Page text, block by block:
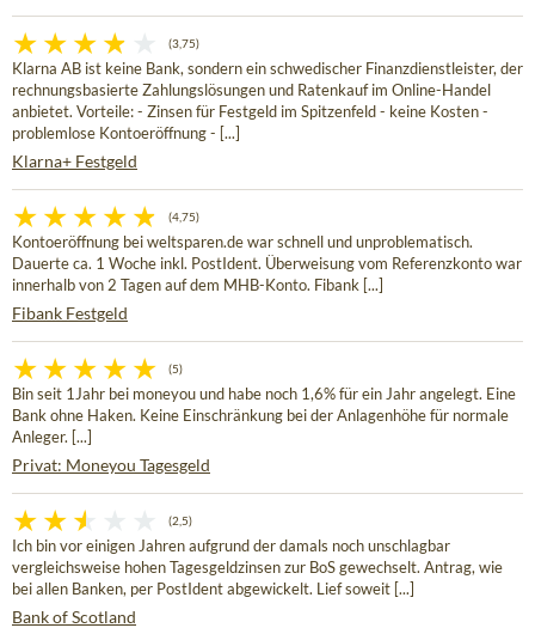
(3,75)
Klarna AB ist keine Bank, sondern ein schwedischer Finanzdienstleister, der
rechnungsbasierte Zahlungslösungen und Ratenkauf im Online-Handel
anbietet. Vorteile: - Zinsen für Festgeld im Spitzenfeld - keine Kosten -
problemlose Kontoeröffnung - [...]
Klarna+ Festgeld
(4,75)
Kontoeröffnung bei weltsparen.de war schnell und unproblematisch.
Dauerte ca. 1 Woche inkl. PostIdent. Überweisung vom Referenzkonto war
innerhalb von 2 Tagen auf dem MHB-Konto. Fibank [...]
Fibank Festgeld
(5)
Bin seit 1Jahr bei moneyou und habe noch 1,6% für ein Jahr angelegt. Eine
Bank ohne Haken. Keine Einschränkung bei der Anlagenhöhe für normale
Anleger. [...]
Privat: Moneyou Tagesgeld
(2,5)
Ich bin vor einigen Jahren aufgrund der damals noch unschlagbar
vergleichsweise hohen Tagesgeldzinsen zur BoS gewechselt. Antrag, wie
bei allen Banken, per PostIdent abgewickelt. Lief soweit [...]
Bank of Scotland